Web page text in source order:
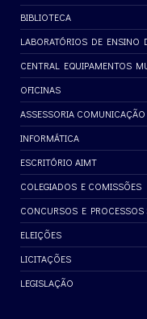
BIBLIOTECA
LABORATÓRIOS DE ENSINO
CENTRAL EQUIPAMENTOS
OFICINAS
ASSESSORIA COMUNICAÇÃO
INFORMÁTICA
ESCRITÓRIO AIMT
COLEGIADOS E COMISSÕES
CONCURSOS E
ELEIÇÕES
LICITAÇÕES
LEGISLAÇÃO